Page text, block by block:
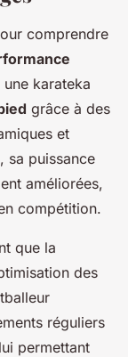
comprendre
karateka
grâce à des
et
sa puissance
améliorées,
compétition.
que la
des
réguliers
permettant